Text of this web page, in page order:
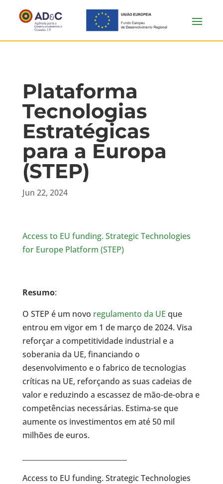
Plataforma
Tecnologias
Estratégicas
para a Europa
(STEP)
Jun 22, 2024
Access to EU funding. Strategic Technologies
for Europe Platform (STEP)
Resumo:
O STEP é um novo regulamento da UE que
entrou em vigor em 1 de março de 2024. Visa
reforçar a competitividade industrial e a
soberania da UE, financiando o
desenvolvimento e o fabrico de tecnologias
críticas na UE, reforçando as suas cadeias de
valor e reduzindo a escassez de mão-de-obra e
competências necessárias. Estima-se que
aumente os investimentos em até 50 mil
milhões de euros.
Access to EU funding. Strategic Technologies